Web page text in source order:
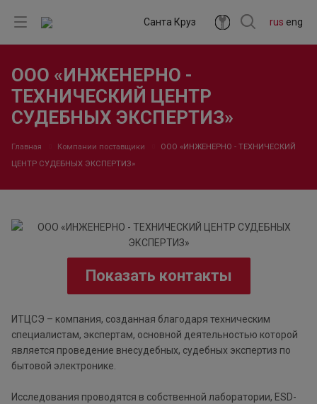
rus eng
Санта Круз
ООО «ИНЖЕНЕРНО -
ТЕХНИЧЕСКИЙ ЦЕНТР
СУДЕБНЫХ ЭКСПЕРТИЗ»
Главная Компании поставщики
ООО «ИНЖЕНЕРНО - ТЕХНИЧЕСКИЙ
ЦЕНТР СУДЕБНЫХ ЭКСПЕРТИЗ»
Показать контакты
ИТЦСЭ – компания, созданная благодаря техническим
специалистам, экспертам, основной деятельностью которой
является проведение внесудебных, судебных экспертиз по
бытовой электронике.
Исследования проводятся в собственной лаборатории, ESD-